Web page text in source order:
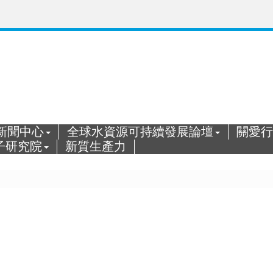
聞中心 全球水資源可持續發展論壇
關愛
研究院
新質生產力